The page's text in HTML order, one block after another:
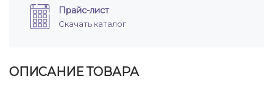
Прайс-лист
Скачать каталог
ОПИСАНИЕ ТОВАРА